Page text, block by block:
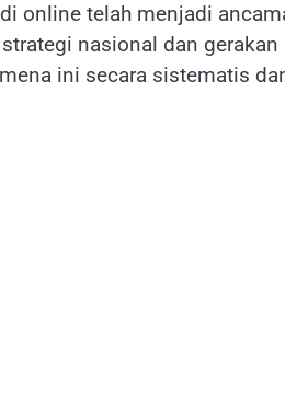
online telah menjadi
nasional dan gerakan
ini secara sistematis